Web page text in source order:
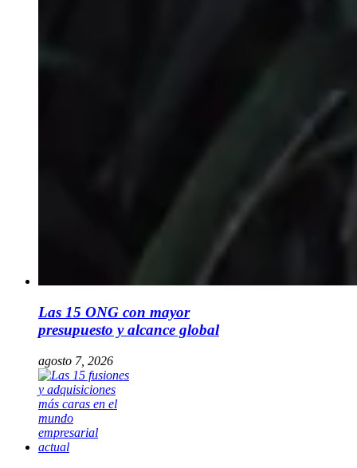
Las 15 ONG con mayor
presupuesto y alcance global
agosto 7, 2026